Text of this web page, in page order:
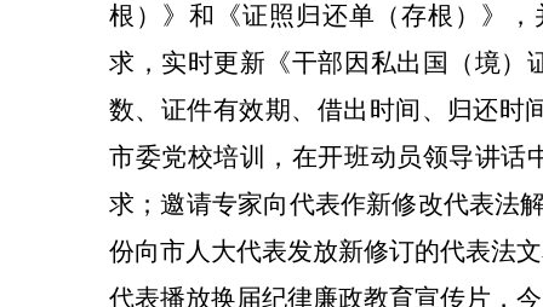
根）》和《证照归还单（存根）》
求，实时更新《干部因私出国（境）
数、证件有效期、借出时间、归还时
市委党校培训，在开班动员领导讲话
求；邀请专家向代表作新修改代表法
份向市人大代表发放新修订的代表法
代表播放换届纪律廉政教育宣传片，